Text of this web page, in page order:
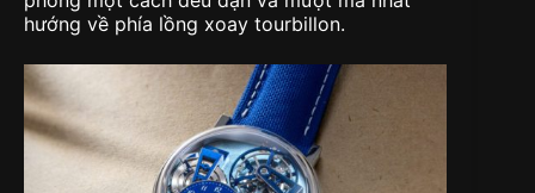
hướng về phía lồng xoay tourbillon.